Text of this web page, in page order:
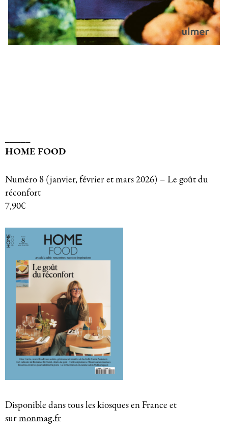
_____
HOME FOOD
Numéro 8 (janvier, février et mars 2026) – Le goût du
réconfort
7,90€
Disponible dans tous les kiosques en France et
surmonmag.fr